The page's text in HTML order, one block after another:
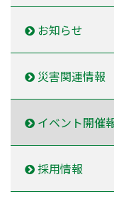
お知らせ
災害関連情報
イベント開催
採用情報